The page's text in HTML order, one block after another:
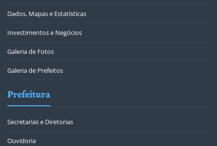
Dados, Mapas e Estatísticas
Investimentos e Negócios
Galeria de Fotos
Galeria de Prefeitos
Prefeitura
Secretarias e Diretorias
Ouvidoria